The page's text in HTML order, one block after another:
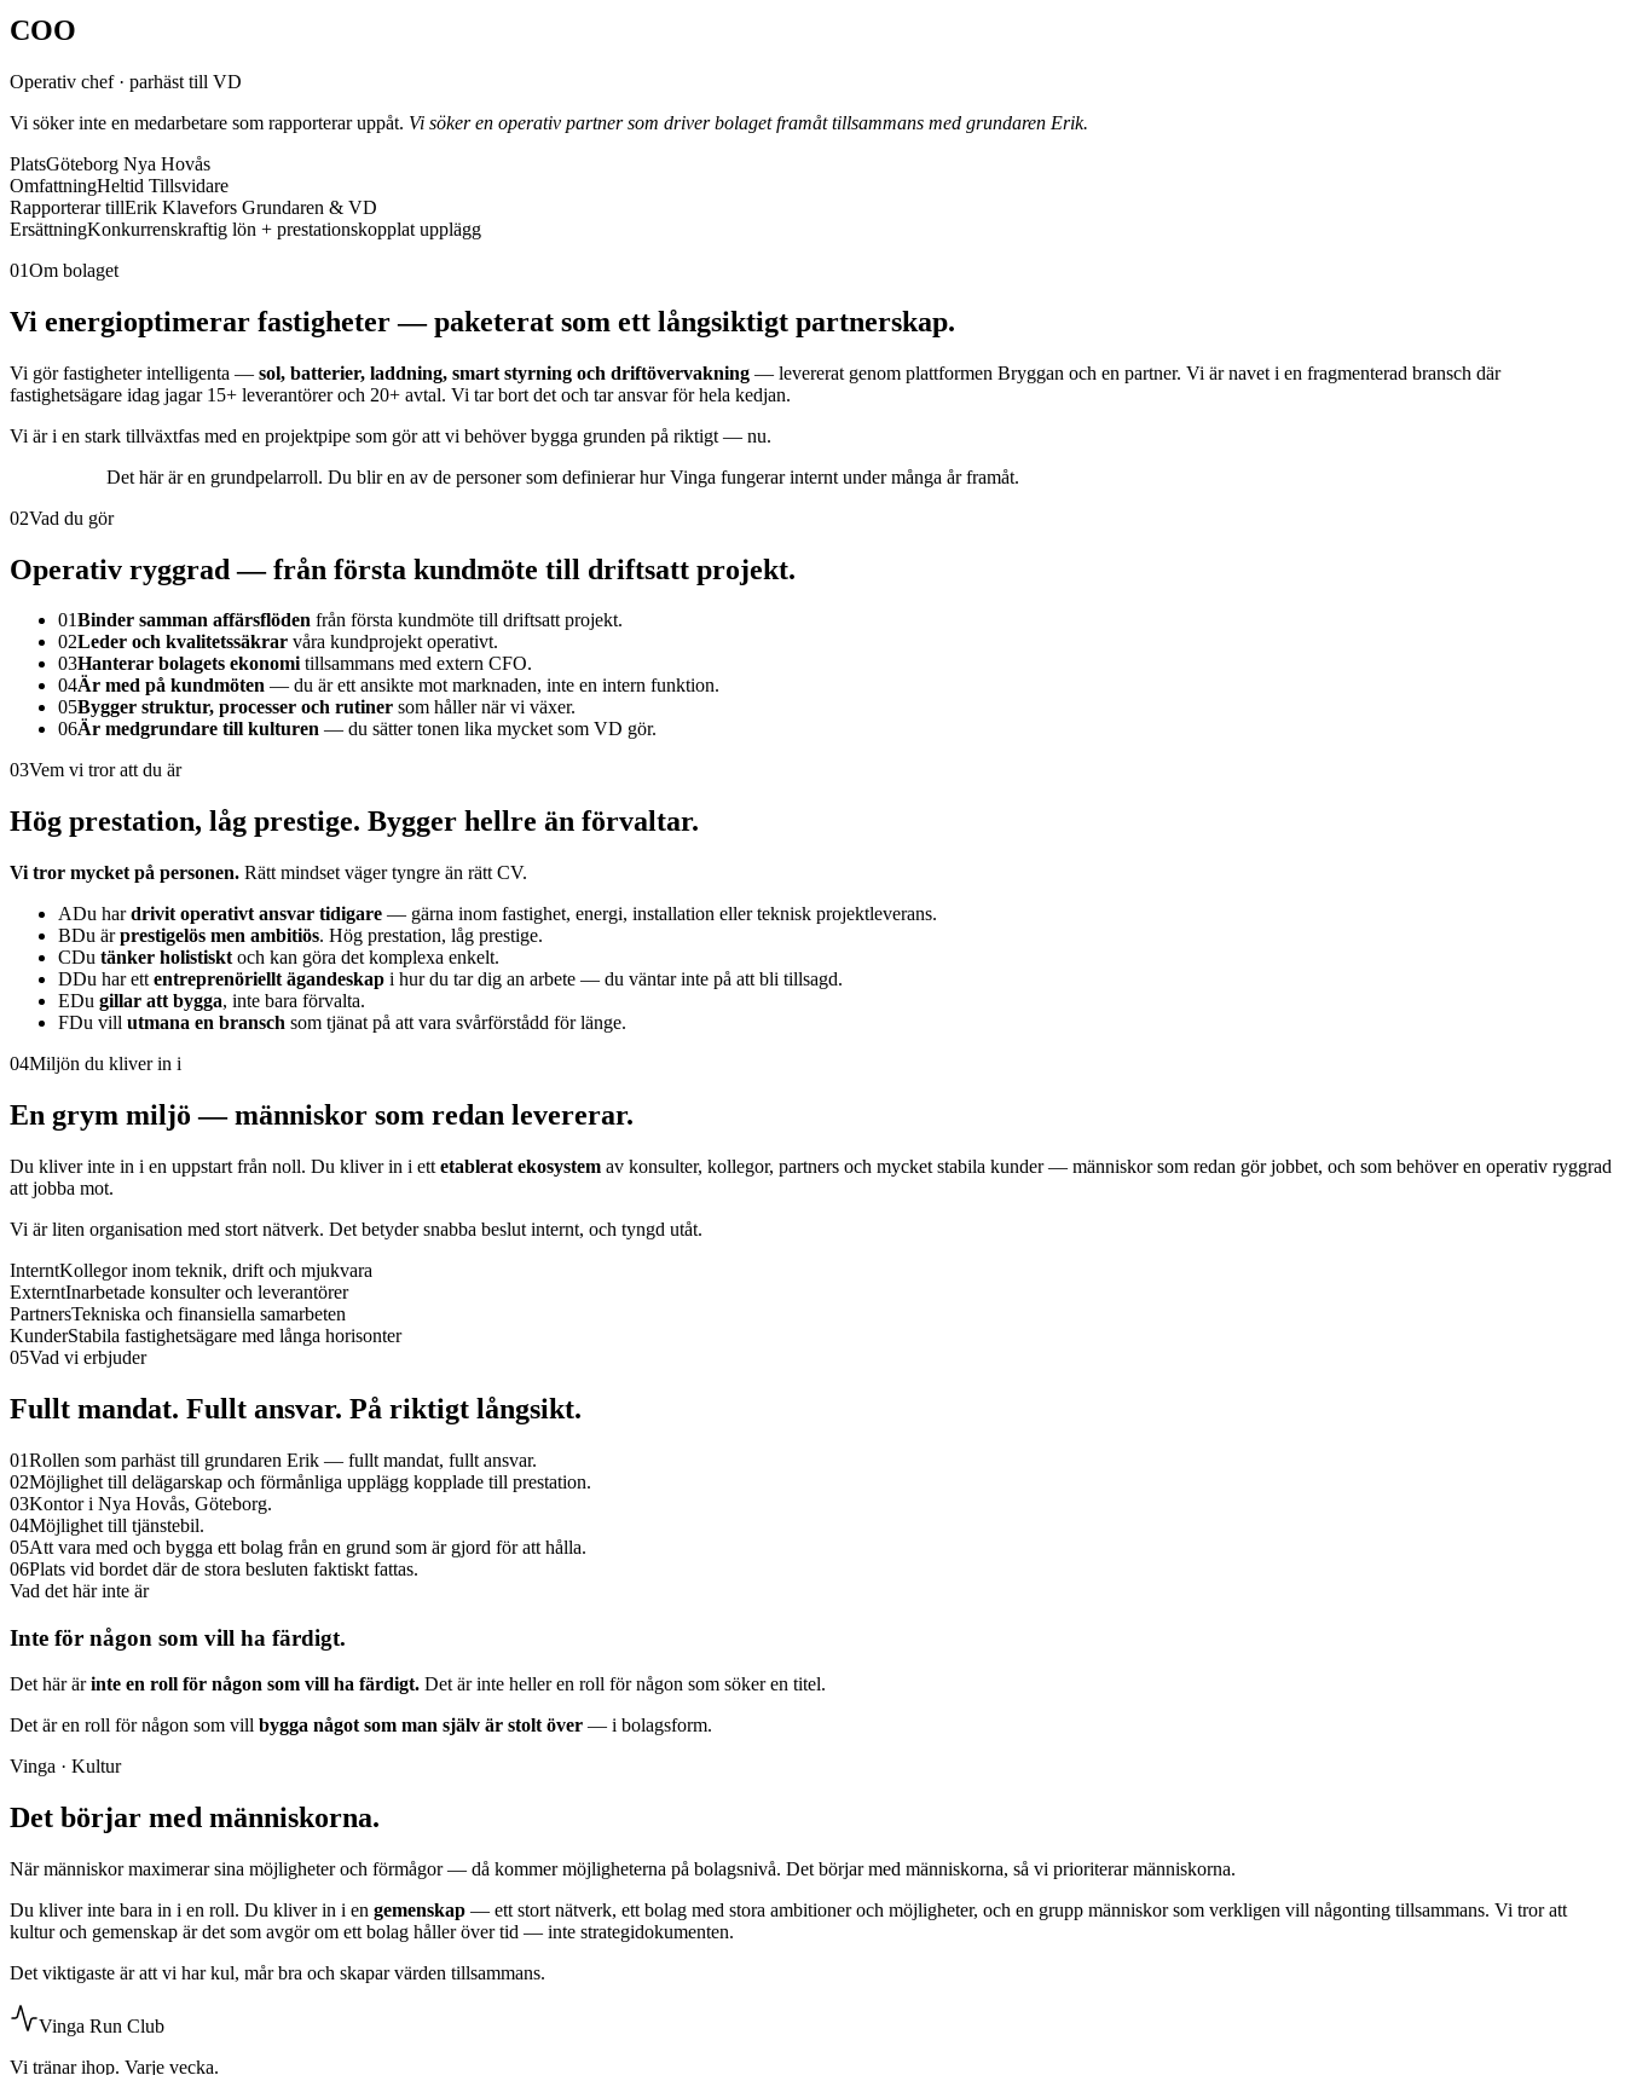
COO
Operativ chef · parhäst till VD
Vi söker inte en medarbetare som rapporterar uppåt. Vi söker en operativ partner som driver bolaget framåt tillsammans med grundaren Erik.
PlatsGöteborg Nya Hovås
OmfattningHeltid Tillsvidare
Rapporterar tillErik Klavefors Grundaren & VD
ErsättningKonkurrenskraftig lön + prestationskopplat upplägg
01Om bolaget
Vi energioptimerar fastigheter — paketerat som ett långsiktigt partnerskap.
Vi gör fastigheter intelligenta — sol, batterier, laddning, smart styrning och driftövervakning — levererat genom plattformen Bryggan och en partner. Vi är navet i en fragmenterad bransch där
fastighetsägare idag jagar 15+ leverantörer och 20+ avtal. Vi tar bort det och tar ansvar för hela kedjan.
Vi är i en stark tillväxtfas med en projektpipe som gör att vi behöver bygga grunden på riktigt — nu.
Det här är en grundpelarroll. Du blir en av de personer som definierar hur Vinga fungerar internt under många år framåt.
02Vad du gör
Operativ ryggrad — från första kundmöte till driftsatt projekt.
01Binder samman affärsflöden från första kundmöte till driftsatt projekt.
02Leder och kvalitetssäkrar våra kundprojekt operativt.
03Hanterar bolagets ekonomitillsammans med extern CFO.
04Är med på kundmöten — du är ett ansikte mot marknaden, inte en intern funktion.
05Bygger struktur, processer och rutiner som håller när vi växer.
06Är medgrundare till kulturen — du sätter tonen lika mycket som VD gör.
03Vem vi tror att du är
Hög prestation, låg prestige. Bygger hellre än förvaltar.
Vi tror mycket på personen. Rätt mindset väger tyngre än rätt CV.
ADu hardrivit operativt ansvar tidigare — gärna inom fastighet, energi, installation eller teknisk projektleverans.
BDu ärprestigelös men ambitiös. Hög prestation, låg prestige.
CDu tänker holistiskt och kan göra det komplexa enkelt.
DDu har ett entreprenöriellt ägandeskap i hur du tar dig an arbete — du väntar inte på att bli tillsagd.
EDu gillar att bygga, inte bara förvalta.
FDu vill utmana en bransch som tjänat på att vara svårförstådd för länge.
04Miljön du kliver in i
En grym miljö — människor som redan levererar.
Du kliver inte in i en uppstart från noll. Du kliver in i ett etablerat ekosystem av konsulter, kollegor, partners och mycket stabila kunder — människor som redan gör jobbet, och som behöver en operativ ryggrad
att jobba mot.
Vi är liten organisation med stort nätverk. Det betyder snabba beslut internt, och tyngd utåt.
InterntKollegor inom teknik, drift och mjukvara
ExterntInarbetade konsulter och leverantörer
PartnersTekniska och finansiella samarbeten
KunderStabila fastighetsägare med långa horisonter
05Vad vi erbjuder
Fullt mandat. Fullt ansvar. På riktigt långsikt.
01Rollen som parhäst till grundaren Erik — fullt mandat, fullt ansvar.
02Möjlighet till delägarskap och förmånliga upplägg kopplade till prestation.
03Kontor i Nya Hovås, Göteborg.
04Möjlighet till tjänstebil.
05Att vara med och bygga ett bolag från en grund som är gjord för att hålla.
06Plats vid bordet där de stora besluten faktiskt fattas.
Vad det här inte är
Inte för någon som vill ha färdigt.
Det här ärinte en roll för någon som vill ha färdigt. Det är inte heller en roll för någon som söker en titel.
Det är en roll för någon som vill bygga något som man själv är stolt över — i bolagsform.
Vinga · Kultur
Det börjar med människorna.
När människor maximerar sina möjligheter och förmågor — då kommer möjligheterna på bolagsnivå. Det börjar med människorna, så vi prioriterar människorna.
Du kliver inte bara in i en roll. Du kliver in i en gemenskap — ett stort nätverk, ett bolag med stora ambitioner och möjligheter, och en grupp människor som verkligen vill någonting tillsammans. Vi tror att
kultur och gemenskap är det som avgör om ett bolag håller över tid — inte strategi­dokumenten.
Det viktigaste är att vi har kul, mår bra och skapar värden tillsammans.
Vinga Run Club
Vi tränar ihop. Varje vecka.